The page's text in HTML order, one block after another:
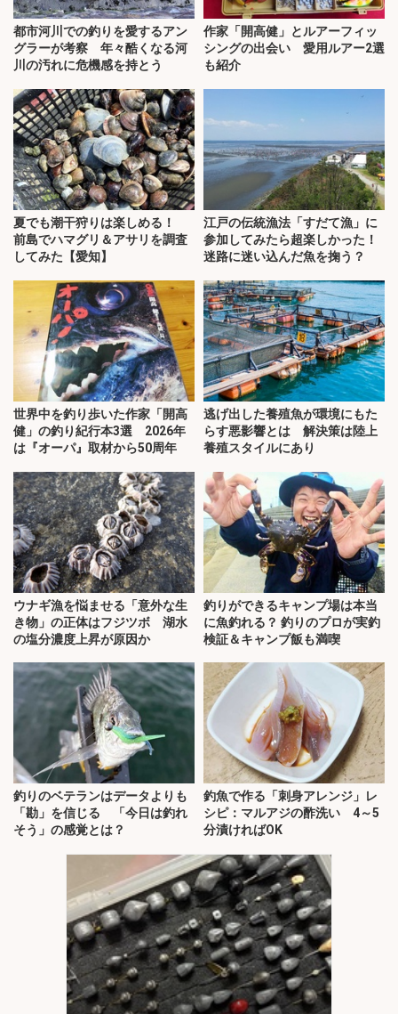
都市河川での釣りを愛するアン
グラーが考察 年々酷くなる河
川の汚れに危機感を持とう
作家「開高健」とルアーフィッ
シングの出会い 愛用ルアー2選
も紹介
夏でも潮干狩りは楽しめる！
前島でハマグリ＆アサリを調査
してみた【愛知】
江戸の伝統漁法「すだて漁」に
参加してみたら超楽しかった！
迷路に迷い込んだ魚を掬う？
世界中を釣り歩いた作家「開高
健」の釣り紀行本3選 2026年
は『オーパ』取材から50周年
逃げ出した養殖魚が環境にもた
らす悪影響とは 解決策は陸上
養殖スタイルにあり
ウナギ漁を悩ませる「意外な生
き物」の正体はフジツボ 湖水
の塩分濃度上昇が原因か
釣りができるキャンプ場は本当
に魚釣れる？ 釣りのプロが実釣
検証＆キャンプ飯も満喫
釣りのベテランはデータよりも
「勘」を信じる 「今日は釣れ
そう」の感覚とは？
釣魚で作る「刺身アレンジ」レ
シピ：マルアジの酢洗い 4～5
分漬ければOK